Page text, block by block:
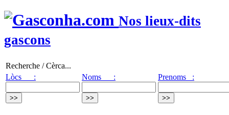
Nos lieux-dits
gascons
Recherche / Cèrca...
Lòcs :
Noms : Prenoms :